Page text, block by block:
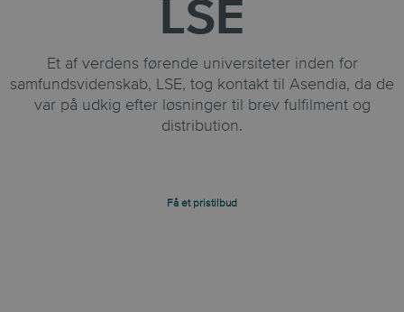
LSE
Et af verdens førende universiteter inden for
samfundsvidenskab, LSE, tog kontakt til Asendia, da de
var på udkig efter løsninger til brev fulfilment og
distribution.
Få et pristilbud